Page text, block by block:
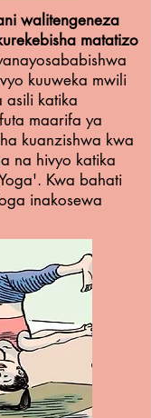
walitengeneza
matatizo
kuuweka mwili
asili katika
maarifa ya
kuanzishwa kwa
na hivyo katika
Kwa bahati
inakosewa